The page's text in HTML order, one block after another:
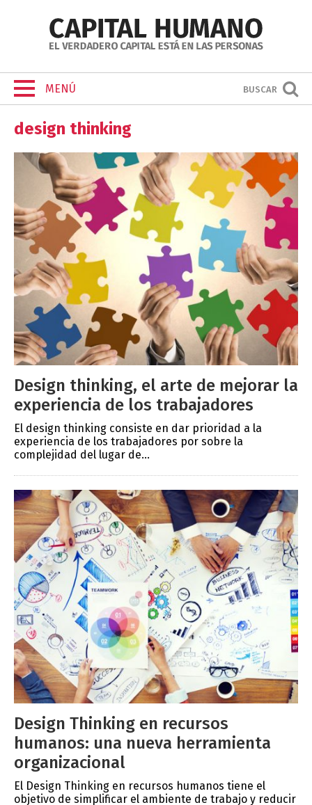
MENÚ BUSCAR
design thinking
Design thinking, el arte de mejorar la
experiencia de los trabajadores
El design thinking consiste en dar prioridad a la
experiencia de los trabajadores por sobre la
complejidad del lugar de...
Design Thinking en recursos
humanos: una nueva herramienta
organizacional
El Design Thinking en recursos humanos tiene el
objetivo de simplificar el ambiente de trabajo y reducir